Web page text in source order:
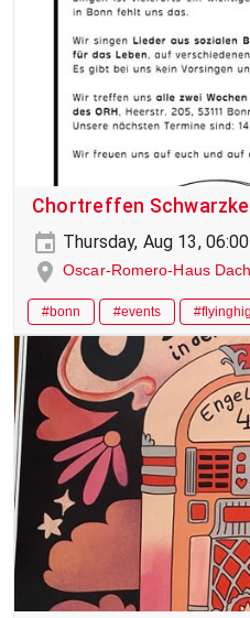
Chortreffen
Thursday, Aug 13,
Oscar-Romero-Haus
#bonn #events